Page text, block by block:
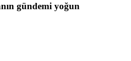
gündemi yoğun